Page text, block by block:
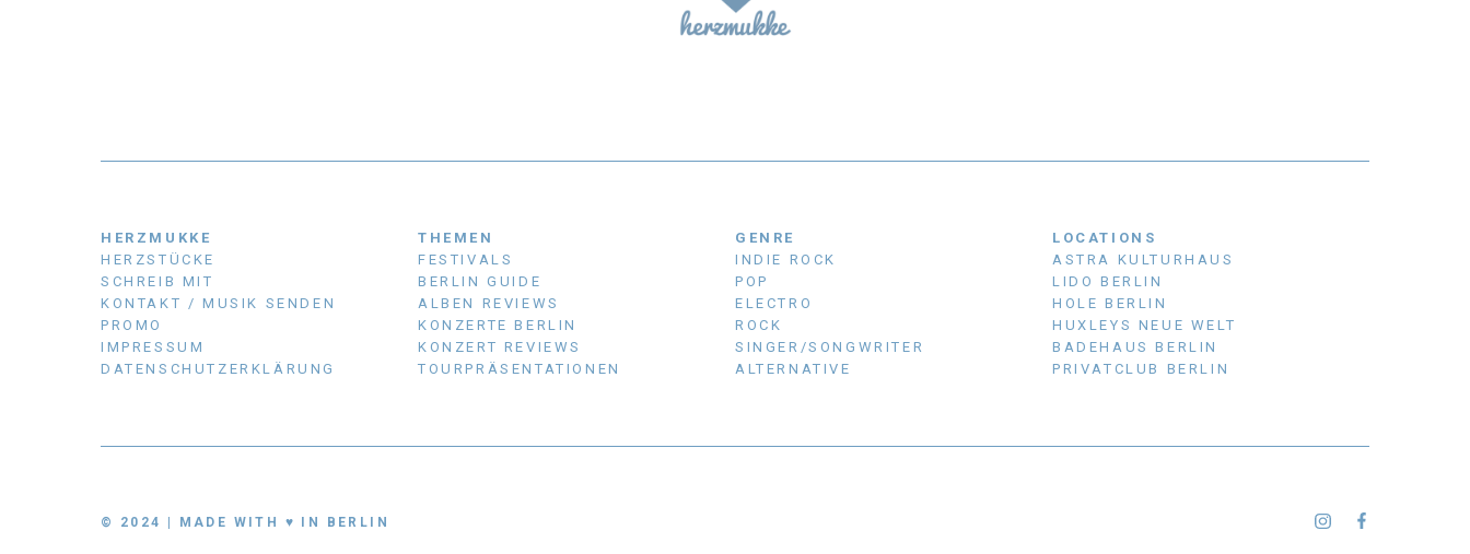
HERZMUKKE
HERZSTÜCKE
SCHREIB MIT
KONTAKT / MUSIK SENDEN
PROMO
IMPRESSUM
DATENSCHUTZERKLÄRUNG
THEMEN
FESTIVALS
BERLIN GUIDE
ALBEN REVIEWS
KONZERTE BERLIN
KONZERT REVIEWS
TOURPRÄSENTATIONEN
GENRE
INDIE ROCK
POP
ELECTRO
ROCK
SINGER/SONGWRITER
ALTERNATIVE
LOCATIONS
ASTRA KULTURHAUS
LIDO BERLIN
HOLE BERLIN
HUXLEYS NEUE WELT
BADEHAUS BERLIN
PRIVATCLUB BERLIN
© 2024 | MADE WITH ♥ IN BERLIN